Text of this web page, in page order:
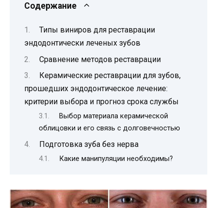
Содержание
Типы виниров для реставрации
эндодонтически леченых зубов
Сравнение методов реставрации
Керамические реставрации для зубов,
прошедших эндодонтическое лечение:
критерии выбора и прогноз срока службы
Выбор материала керамической
облицовки и его связь с долговечностью
Подготовка зуба без нерва
Какие манипуляции необходимы?